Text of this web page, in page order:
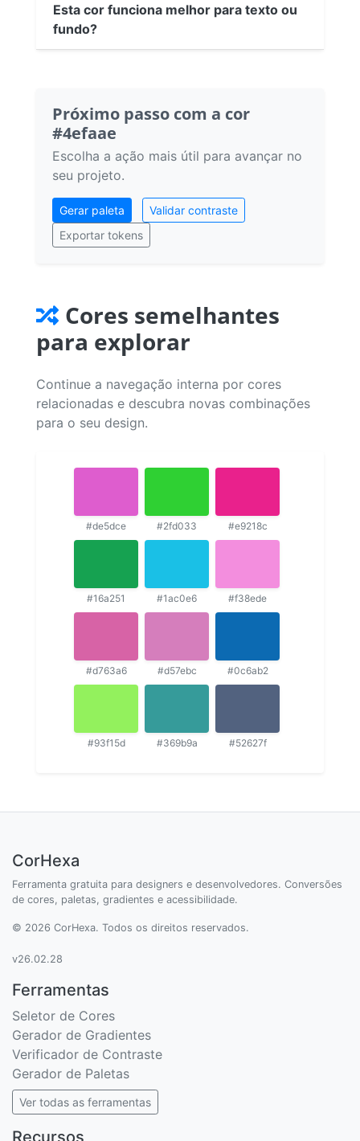
Esta cor funciona melhor para texto ou
fundo?
Próximo passo com a cor
#4efaae
Escolha a ação mais útil para avançar no
seu projeto.
Gerar paleta
Validar contraste
Exportar tokens
Cores semelhantes
para explorar
Continue a navegação interna por cores
relacionadas e descubra novas combinações
para o seu design.
#de5dce #2fd033 #e9218c
#16a251 #1ac0e6 #f38ede
#d763a6 #d57ebc #0c6ab2
#93f15d #369b9a #52627f
CorHexa
Ferramenta gratuita para designers e desenvolvedores. Conversões
de cores, paletas, gradientes e acessibilidade.
© 2026 CorHexa. Todos os direitos reservados.
v26.02.28
Ferramentas
Seletor de Cores
Gerador de Gradientes
Verificador de Contraste
Gerador de Paletas
Ver todas as ferramentas
Recursos